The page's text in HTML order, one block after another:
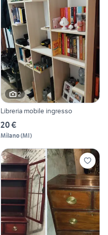
2
Libreria mobile ingresso
20 €
Milano(MI)